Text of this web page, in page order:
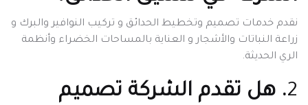
نقدم خدمات تصميم وتخطيط الحدائق و تركيب النوافير والبرك و
زراعة النباتات والأشجار و العناية بالمساحات الخضراء وأنظمة
الري الحديثة.
2. هل تقدم الشركة تصميم